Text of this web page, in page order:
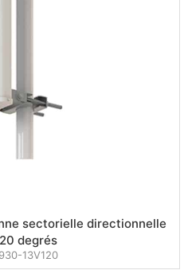
sectorielle directionnelle
degrés
13V120